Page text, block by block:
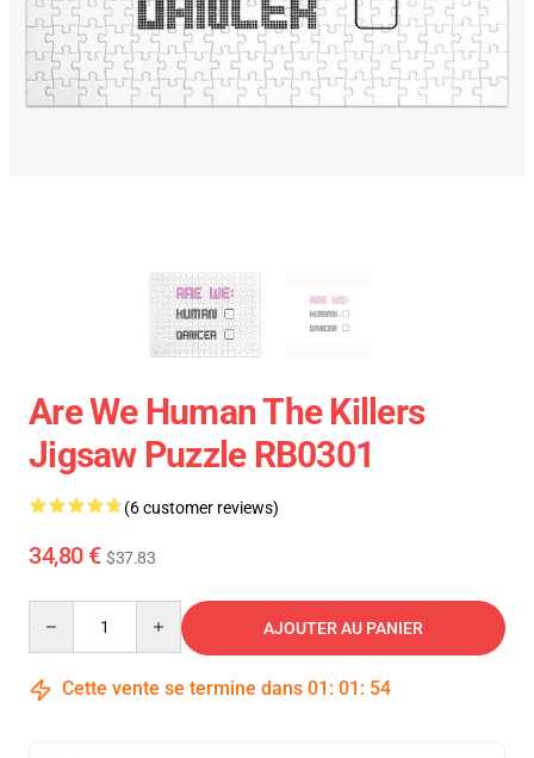
Are We Human The Killers
Jigsaw Puzzle RB0301
(6 customer reviews)
34,80 € $37.83
AJOUTER AU PANIER
Cette vente se termine dans 01 : 01 : 53